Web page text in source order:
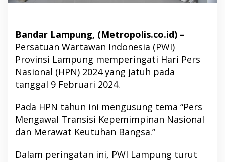
Bandar Lampung, (Metropolis.co.id) –
Persatuan Wartawan Indonesia (PWI)
Provinsi Lampung memperingati Hari Pers
Nasional (HPN) 2024 yang jatuh pada
tanggal 9 Februari 2024.
Pada HPN tahun ini mengusung tema “Pers
Mengawal Transisi Kepemimpinan Nasional
dan Merawat Keutuhan Bangsa.”
Dalam peringatan ini, PWI Lampung turut